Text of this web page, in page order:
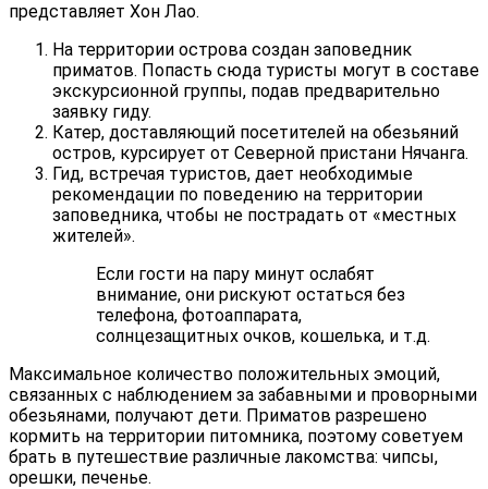
представляет Хон Лао.
На территории острова создан заповедник
приматов. Попасть сюда туристы могут в составе
экскурсионной группы, подав предварительно
заявку гиду.
Катер, доставляющий посетителей на обезьяний
остров, курсирует от Северной пристани Нячанга.
Гид, встречая туристов, дает необходимые
рекомендации по поведению на территории
заповедника, чтобы не пострадать от «местных
жителей».
Если гости на пару минут ослабят
внимание, они рискуют остаться без
телефона, фотоаппарата,
солнцезащитных очков, кошелька, и т.д.
Максимальное количество положительных эмоций,
связанных с наблюдением за забавными и проворными
обезьянами, получают дети. Приматов разрешено
кормить на территории питомника, поэтому советуем
брать в путешествие различные лакомства: чипсы,
орешки, печенье.